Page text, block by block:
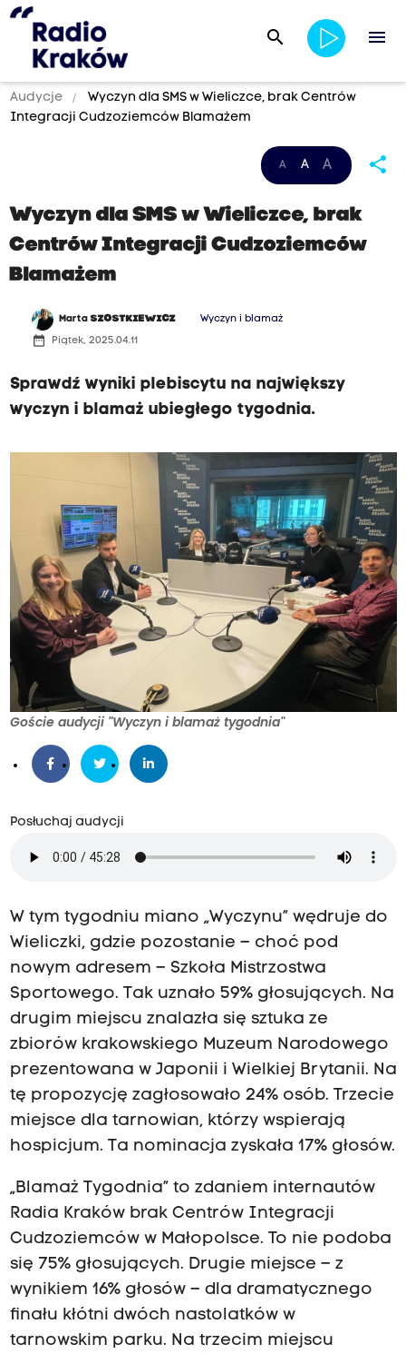
search menu
Audycje
Wyczyn dla SMS w Wieliczce, brak Centrów
Integracji Cudzoziemców Blamażem
A A A share
Wyczyn dla SMS w Wieliczce, brak
Centrów Integracji Cudzoziemców
Blamażem
MartaSZOSTKIEWICZ Wyczyn i blamaż
date_range Piątek, 2025.04.11
Sprawdź wyniki plebiscytu na największy
wyczyn i blamaż ubiegłego tygodnia.
Goście audycji "Wyczyn i blamaż tygodnia"
Posłuchaj audycji
W tym tygodniu miano „Wyczynu” wędruje do
Wieliczki, gdzie pozostanie – choć pod
nowym adresem – Szkoła Mistrzostwa
Sportowego. Tak uznało 59% głosujących. Na
drugim miejscu znalazła się sztuka ze
zbiorów krakowskiego Muzeum Narodowego
prezentowana w Japonii i Wielkiej Brytanii. Na
tę propozycję zagłosowało 24% osób. Trzecie
miejsce dla tarnowian, którzy wspierają
hospicjum. Ta nominacja zyskała 17% głosów.
„Blamaż Tygodnia” to zdaniem internautów
Radia Kraków brak Centrów Integracji
Cudzoziemców w Małopolsce. To nie podoba
się 75% głosujących. Drugie miejsce – z
wynikiem 16% głosów – dla dramatycznego
finału kłótni dwóch nastolatków w
tarnowskim parku. Na trzecim miejscu